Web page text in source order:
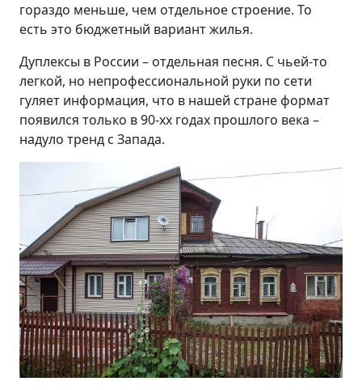
гораздо меньше, чем отдельное строение. То
есть это бюджетный вариант жилья.
Дуплексы в России – отдельная песня. С чьей-то
легкой, но непрофессиональной руки по сети
гуляет информация, что в нашей стране формат
появился только в 90-хх годах прошлого века –
надуло тренд с Запада.